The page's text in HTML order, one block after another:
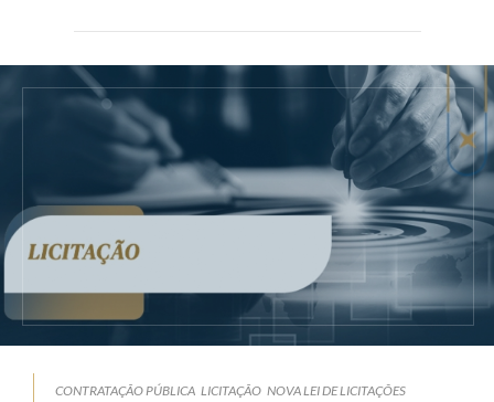
CONTRATAÇÃO PÚBLICA LICITAÇÃO NOVA LEI DE LICITAÇÕES